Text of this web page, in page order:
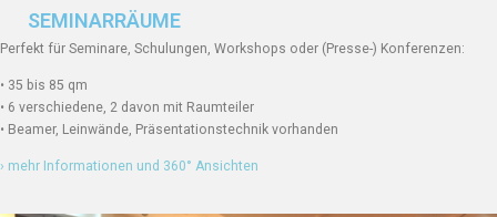
SEMINARRÄUME
Perfekt für Seminare, Schulungen, Workshops oder (Presse-) Konferenzen:
• 35 bis 85 qm
• 6 verschiedene, 2 davon mit Raumteiler
• Beamer, Leinwände, Präsentationstechnik vorhanden
› mehr Informationen und 360° Ansichten